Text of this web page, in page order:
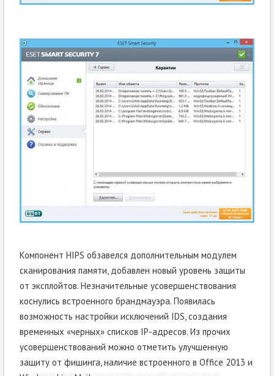
Компонент HIPS обзавелся дополнительным модулем
сканирования памяти, добавлен новый уровень защиты
от эксплойтов. Незначительные усовершенствования
коснулись встроенного брандмауэра. Появилась
возможность настройки исключений IDS, создания
временных «черных» списков IP-адресов. Из прочих
усовершенствований можно отметить улучшенную
защиту от фишинга, наличие встроенного в Office 2013 и